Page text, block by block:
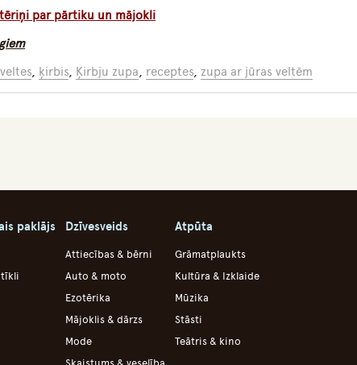
par pārtiku un mājokli
, ķirbis, Ķirbju zupa, receptes, zupa ar jūras veltēm
paklājs
tīkli
Dzīvesveids
Attiecības & bērni
Auto & moto
Ezotērika
Mājoklis & dārzs
Mode
Atpūta
Grāmatplaukts
Kultūra & Izklaide
Mūzika
Stāsti
Teātris & kino